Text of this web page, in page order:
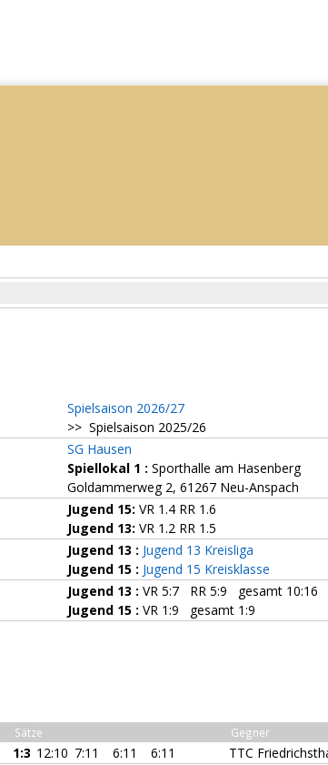
Spielsaison 2026/27
>> Spielsaison 2025/26
SG Hausen
Spiellokal 1 : Sporthalle am Hasenberg
Goldammerweg 2, 61267 Neu-Anspach
Jugend 15: VR 1.4 RR 1.6
Jugend 13: VR 1.2 RR 1.5
Jugend 13 : Jugend 13 Kreisliga
Jugend 15 : Jugend 15 Kreisklasse
Jugend 13 : VR 5:7 RR 5:9 gesamt 10:16
Jugend 15 : VR 1:9 gesamt 1:9
Sätze Gegner
1:3 12:10 7:11 6:11 6:11 TTC